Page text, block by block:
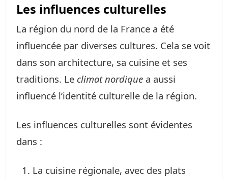
Les influences culturelles
La région du nord de la France a été
influencée par diverses cultures. Cela se voit
dans son architecture, sa cuisine et ses
traditions. Le climat nordique a aussi
influencé l’identité culturelle de la région.
Les influences culturelles sont évidentes
dans :
La cuisine régionale, avec des plats